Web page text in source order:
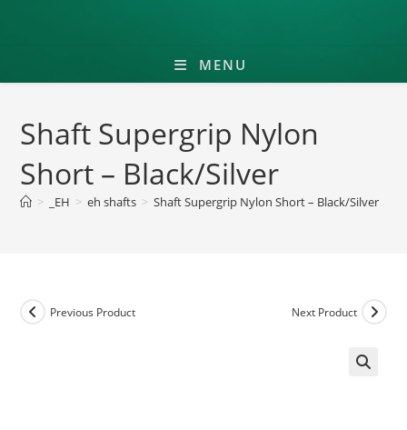
MENU
Shaft Supergrip Nylon
Short – Black/Silver
> _EH > eh shafts > Shaft Supergrip Nylon Short – Black/Silver
Previous Product Next Product